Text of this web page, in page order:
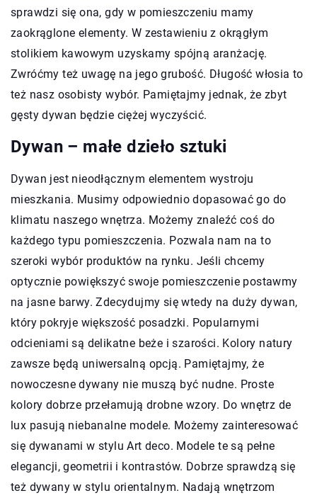
sprawdzi się ona, gdy w pomieszczeniu mamy
zaokrąglone elementy. W zestawieniu z okrągłym
stolikiem kawowym uzyskamy spójną aranżację.
Zwróćmy też uwagę na jego grubość. Długość włosia to
też nasz osobisty wybór. Pamiętajmy jednak, że zbyt
gęsty dywan będzie ciężej wyczyścić.
Dywan – małe dzieło sztuki
Dywan jest nieodłącznym elementem wystroju
mieszkania. Musimy odpowiednio dopasować go do
klimatu naszego wnętrza. Możemy znaleźć coś do
każdego typu pomieszczenia. Pozwala nam na to
szeroki wybór produktów na rynku. Jeśli chcemy
optycznie powiększyć swoje pomieszczenie postawmy
na jasne barwy. Zdecydujmy się wtedy na duży dywan,
który pokryje większość posadzki. Popularnymi
odcieniami są delikatne beże i szarości. Kolory natury
zawsze będą uniwersalną opcją. Pamiętajmy, że
nowoczesne dywany nie muszą być nudne. Proste
kolory dobrze przełamują drobne wzory. Do wnętrz de
lux pasują niebanalne modele. Możemy zainteresować
się dywanami w stylu Art deco. Modele te są pełne
elegancji, geometrii i kontrastów. Dobrze sprawdzą się
też dywany w stylu orientalnym. Nadają wnętrzom